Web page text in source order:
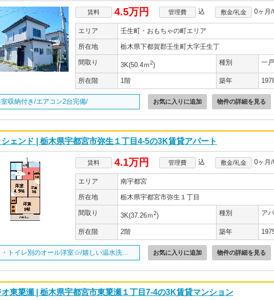
賃料 4.5万円 管理費 込 敷金/礼金 0ヶ月/
エリア 壬生町・おもちゃの町エリア
所在地 栃木県下都賀郡壬生町大字壬生丁
間取り 3K(50.4ｍ2) 種別 一
所在階 1階 築年
収納付き/エアコン2台完備/ 物件の詳細を見る
お気に入りに追加
ェンド | 栃木県宇都宮市弥生１丁目4-5の3K賃貸アパート
賃料 4.1万円 管理費 込 敷金/礼金 0ヶ月/
エリア 南宇都宮
所在地 栃木県宇都宮市弥生１丁目
間取り 3K(37.26ｍ2) 種別 ア
所在階 2階 築年
物件の詳細を見る
お気に入りに追加
東簗瀬 | 栃木県宇都宮市東簗瀬１丁目7-4の3K賃貸マンション